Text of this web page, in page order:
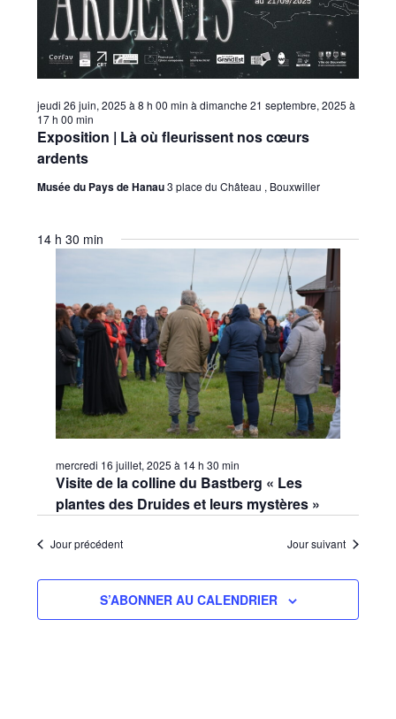
Exposition | Là où fleurissent nos cœurs
ardents
jeudi 26 juin, 2025 à 8 h 00 min àdimanche 21 septembre, 2025 à
17 h 00 min
Musée du Pays de Hanau3 place du Château , Bouxwiller
14 h 30 min
Visite de la colline du Bastberg « Les
plantes des Druides et leurs mystères »
mercredi 16 juillet, 2025 à 14 h 30 min
Jour précédent Jour suivant
S’ABONNER AU CALENDRIER